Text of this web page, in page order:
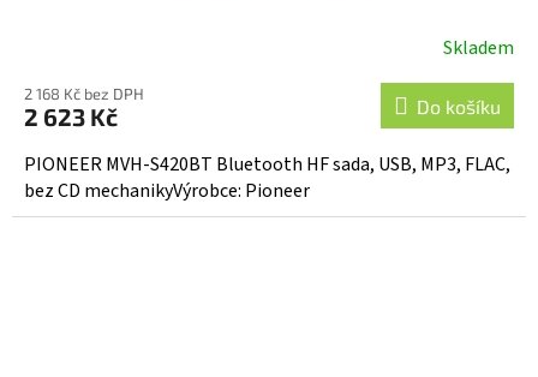
Skladem
2 168 Kč bez DPH
2 623 Kč Do košíku
PIONEER MVH-S420BT Bluetooth HF sada, USB, MP3, FLAC,
bez CD mechanikyVýrobce: Pioneer